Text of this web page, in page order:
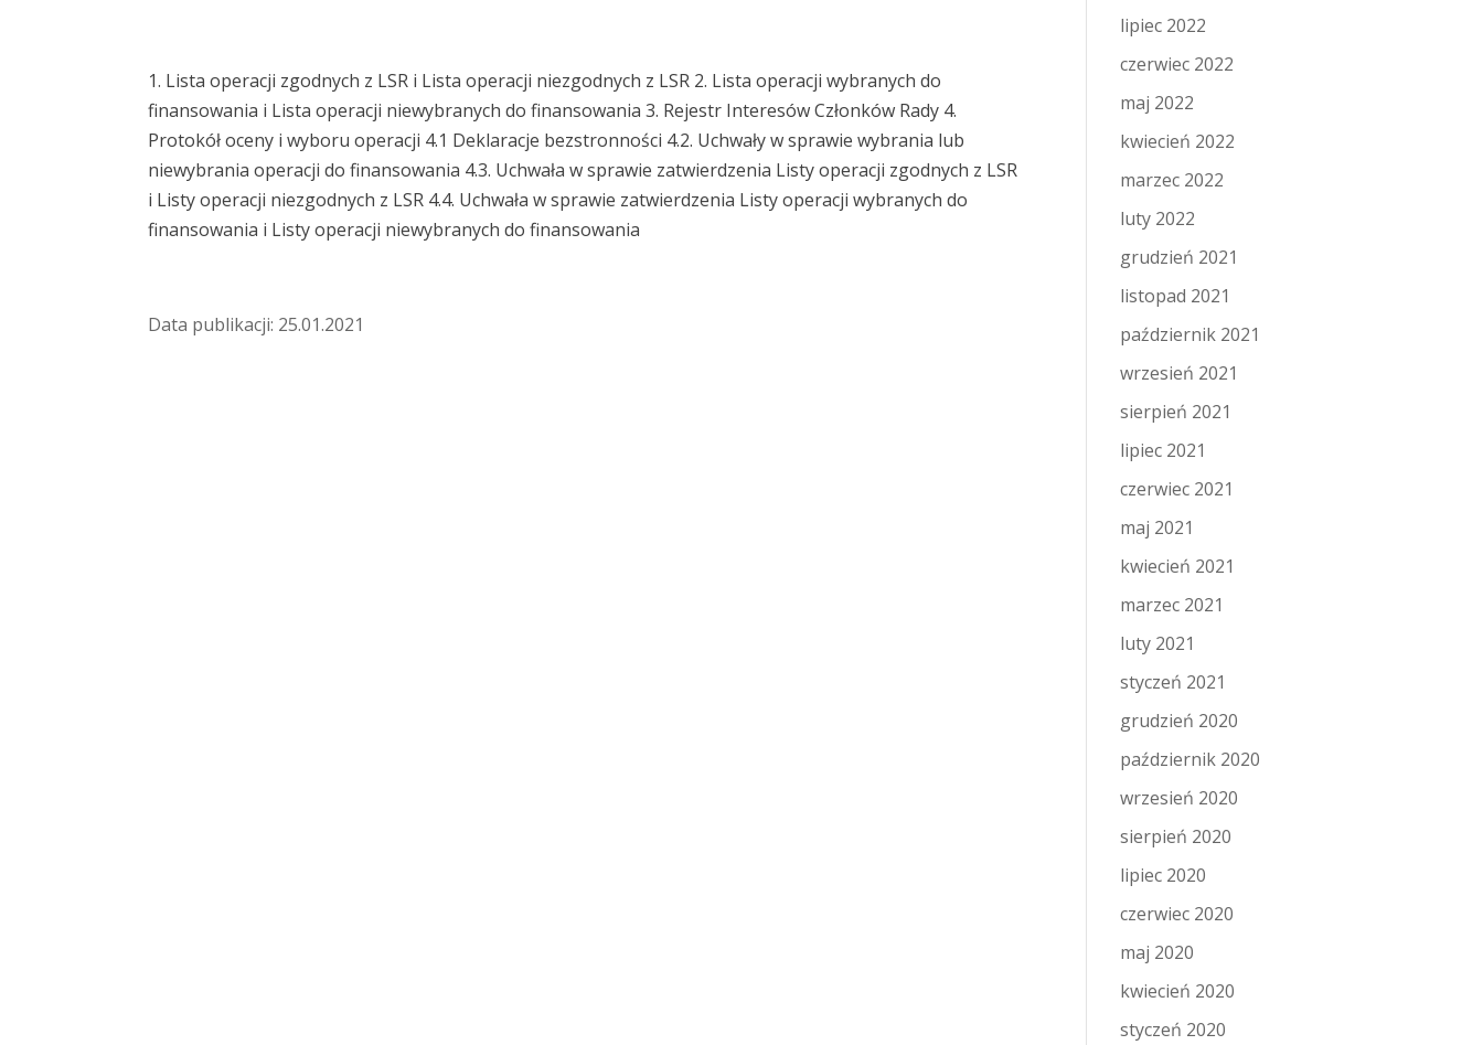
1. Lista operacji zgodnych z LSR i Lista operacji niezgodnych z LSR 2. Lista operacji wybranych do
finansowania i Lista operacji niewybranych do finansowania 3. Rejestr Interesów Członków Rady 4.
Protokół oceny i wyboru operacji 4.1 Deklaracje bezstronności 4.2. Uchwały w sprawie wybrania lub
niewybrania operacji do finansowania 4.3. Uchwała w sprawie zatwierdzenia Listy operacji zgodnych z LSR
i Listy operacji niezgodnych z LSR 4.4. Uchwała w sprawie zatwierdzenia Listy operacji wybranych do
finansowania i Listy operacji niewybranych do finansowania
Data publikacji: 25.01.2021
lipiec 2022
czerwiec 2022
maj 2022
kwiecień 2022
marzec 2022
luty 2022
grudzień 2021
listopad 2021
październik 2021
wrzesień 2021
sierpień 2021
lipiec 2021
czerwiec 2021
maj 2021
kwiecień 2021
marzec 2021
luty 2021
styczeń 2021
grudzień 2020
październik 2020
wrzesień 2020
sierpień 2020
lipiec 2020
czerwiec 2020
maj 2020
kwiecień 2020
styczeń 2020